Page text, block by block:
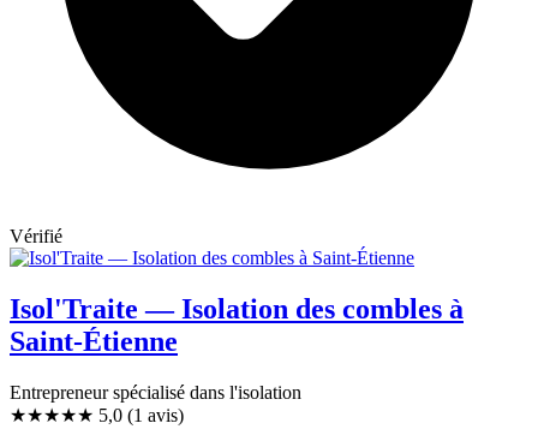
Vérifié
Isol'Traite — Isolation des combles à
Saint-Étienne
Entrepreneur spécialisé dans l'isolation
★★★★★ 5,0 (1 avis)